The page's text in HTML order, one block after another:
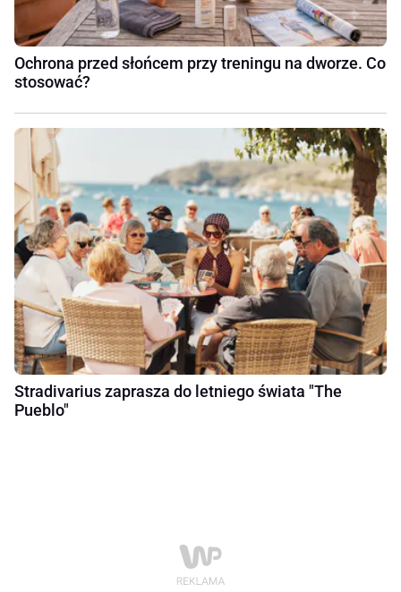
Ochrona przed słońcem przy treningu na dworze. Co
stosować?
Stradivarius zaprasza do letniego świata "The
Pueblo"